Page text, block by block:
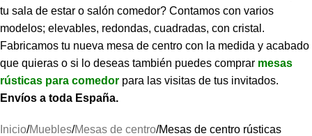
tu sala de estar o salón comedor? Contamos con varios
modelos; elevables, redondas, cuadradas, con cristal.
Fabricamos tu nueva mesa de centro con la medida y acabado
que quieras o si lo deseas también puedes comprar mesas
rústicas para comedor para las visitas de tus invitados.
Envíos a toda España.
Inicio Muebles Mesas de centro Mesas de centro rústicas